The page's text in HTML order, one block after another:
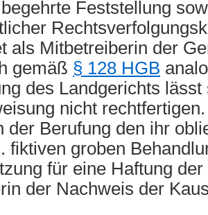
Feststellung
als Mitbetreiberin der
gemäß § 128 HGB
des Landgerichts lässt
nicht
der Berufung den ihr
fiktiven groben
für eine Haftung
der Nachweis der